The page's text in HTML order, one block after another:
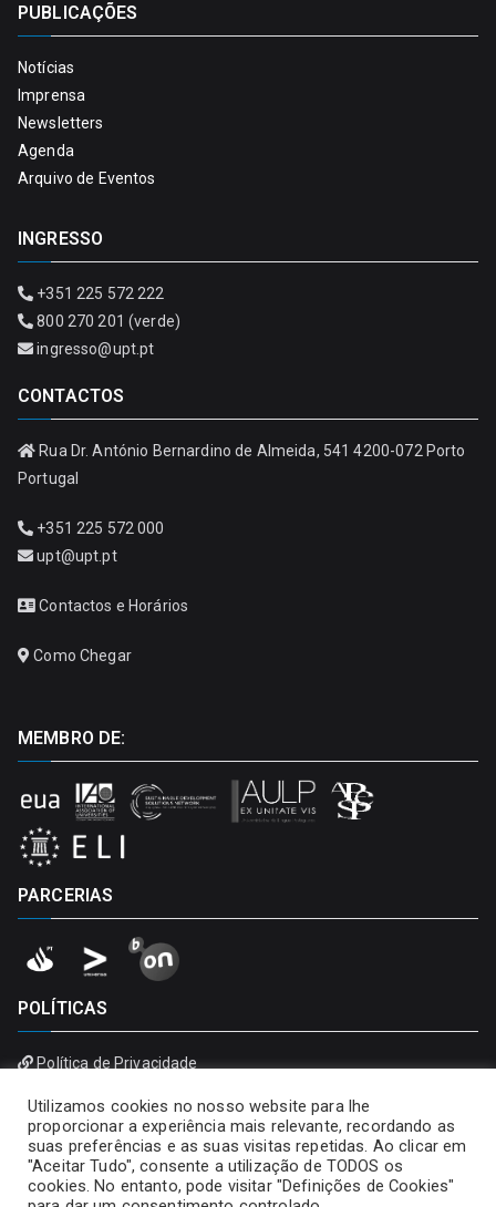
PUBLICAÇÕES
Notícias
Imprensa
Newsletters
Agenda
Arquivo de Eventos
INGRESSO
+351 225 572 222
800 270 201 (verde)
ingresso@upt.pt
CONTACTOS
Rua Dr. António Bernardino de Almeida, 541 4200-072 Porto
Portugal
+351 225 572 000
upt@upt.pt
Contactos e Horários
Como Chegar
MEMBRO DE:
PARCERIAS
POLÍTICAS
Política de Privacidade
Utilizamos cookies no nosso website para lhe
proporcionar a experiência mais relevante, recordando as
suas preferências e as suas visitas repetidas. Ao clicar em
"Aceitar Tudo", consente a utilização de TODOS os
cookies. No entanto, pode visitar "Definições de Cookies"